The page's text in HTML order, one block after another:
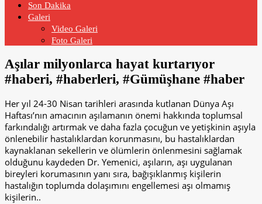
Son Dakika
Galeri
Video Galeri
Foto Galeri
Aşılar milyonlarca hayat kurtarıyor
#haberi, #haberleri, #Gümüşhane #haber
Her yıl 24-30 Nisan tarihleri arasında kutlanan Dünya Aşı
Haftası’nın amacının aşılamanın önemi hakkında toplumsal
farkındalığı artırmak ve daha fazla çocuğun ve yetişkinin aşıyla
önlenebilir hastalıklardan korunmasını, bu hastalıklardan
kaynaklanan sekellerin ve ölümlerin önlenmesini sağlamak
olduğunu kaydeden Dr. Yemenici, aşıların, aşı uygulanan
bireyleri korumasının yanı sıra, bağışıklanmış kişilerin
hastalığın toplumda dolaşımını engellemesi aşı olmamış
kişilerin..